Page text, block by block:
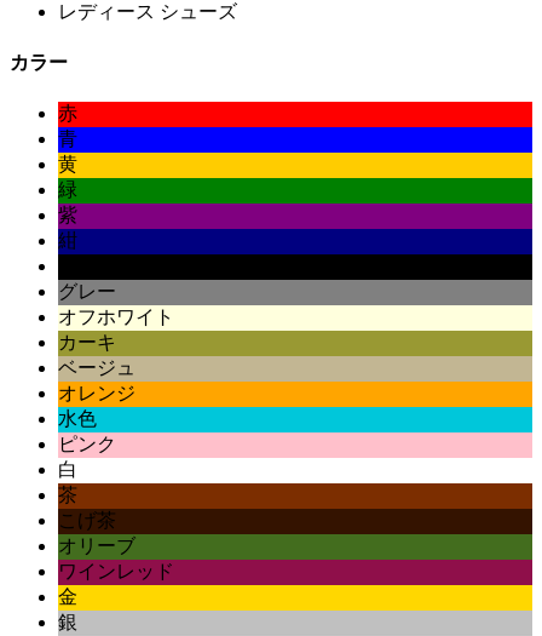
レディース シューズ
カラー
赤
青
黄
緑
紫
紺
グレー
オフホワイト
カーキ
ベージュ
オレンジ
水色
ピンク
白
茶
こげ茶
オリーブ
ワインレッド
金
銀